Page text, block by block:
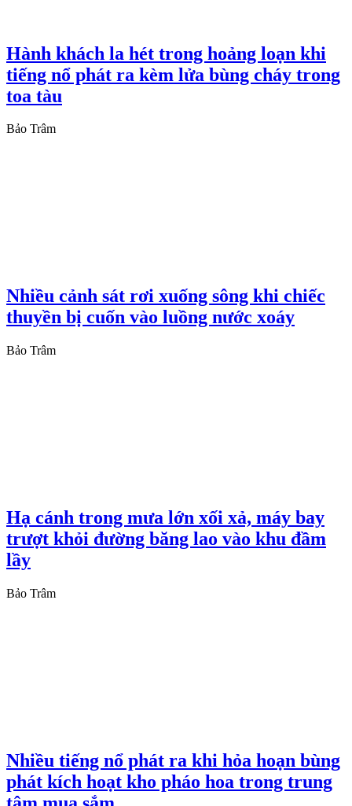
Hành khách la hét trong hoảng loạn khi
tiếng nổ phát ra kèm lửa bùng cháy trong
toa tàu
Bảo Trâm
Nhiều cảnh sát rơi xuống sông khi chiếc
thuyền bị cuốn vào luồng nước xoáy
Bảo Trâm
Hạ cánh trong mưa lớn xối xả, máy bay
trượt khỏi đường băng lao vào khu đầm
lầy
Bảo Trâm
Nhiều tiếng nổ phát ra khi hỏa hoạn bùng
phát kích hoạt kho pháo hoa trong trung